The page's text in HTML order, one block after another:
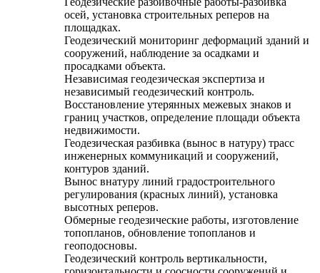
осей, установка строительных реперов на
площадках.
Геодезический мониторинг деформаций зданий и
сооружений, наблюдение за осадками и
просадками объекта.
Независимая геодезическая экспертиза и
независимый геодезический контроль.
Восстановление утерянных межевых знаков и
границ участков, определение площади объекта
недвижимости.
Геодезическая разбивка (вынос в натуру) трасс
инженерных коммуникаций и сооружений,
контуров зданий.
Вынос внатуру линий градостроительного
регулирования (красных линий), установка
высотных реперов.
Обмерные геодезические работы, изготовление
топопланов, обновление топопланов и
геоподосновы.
Геодезический контроль вертикальности,